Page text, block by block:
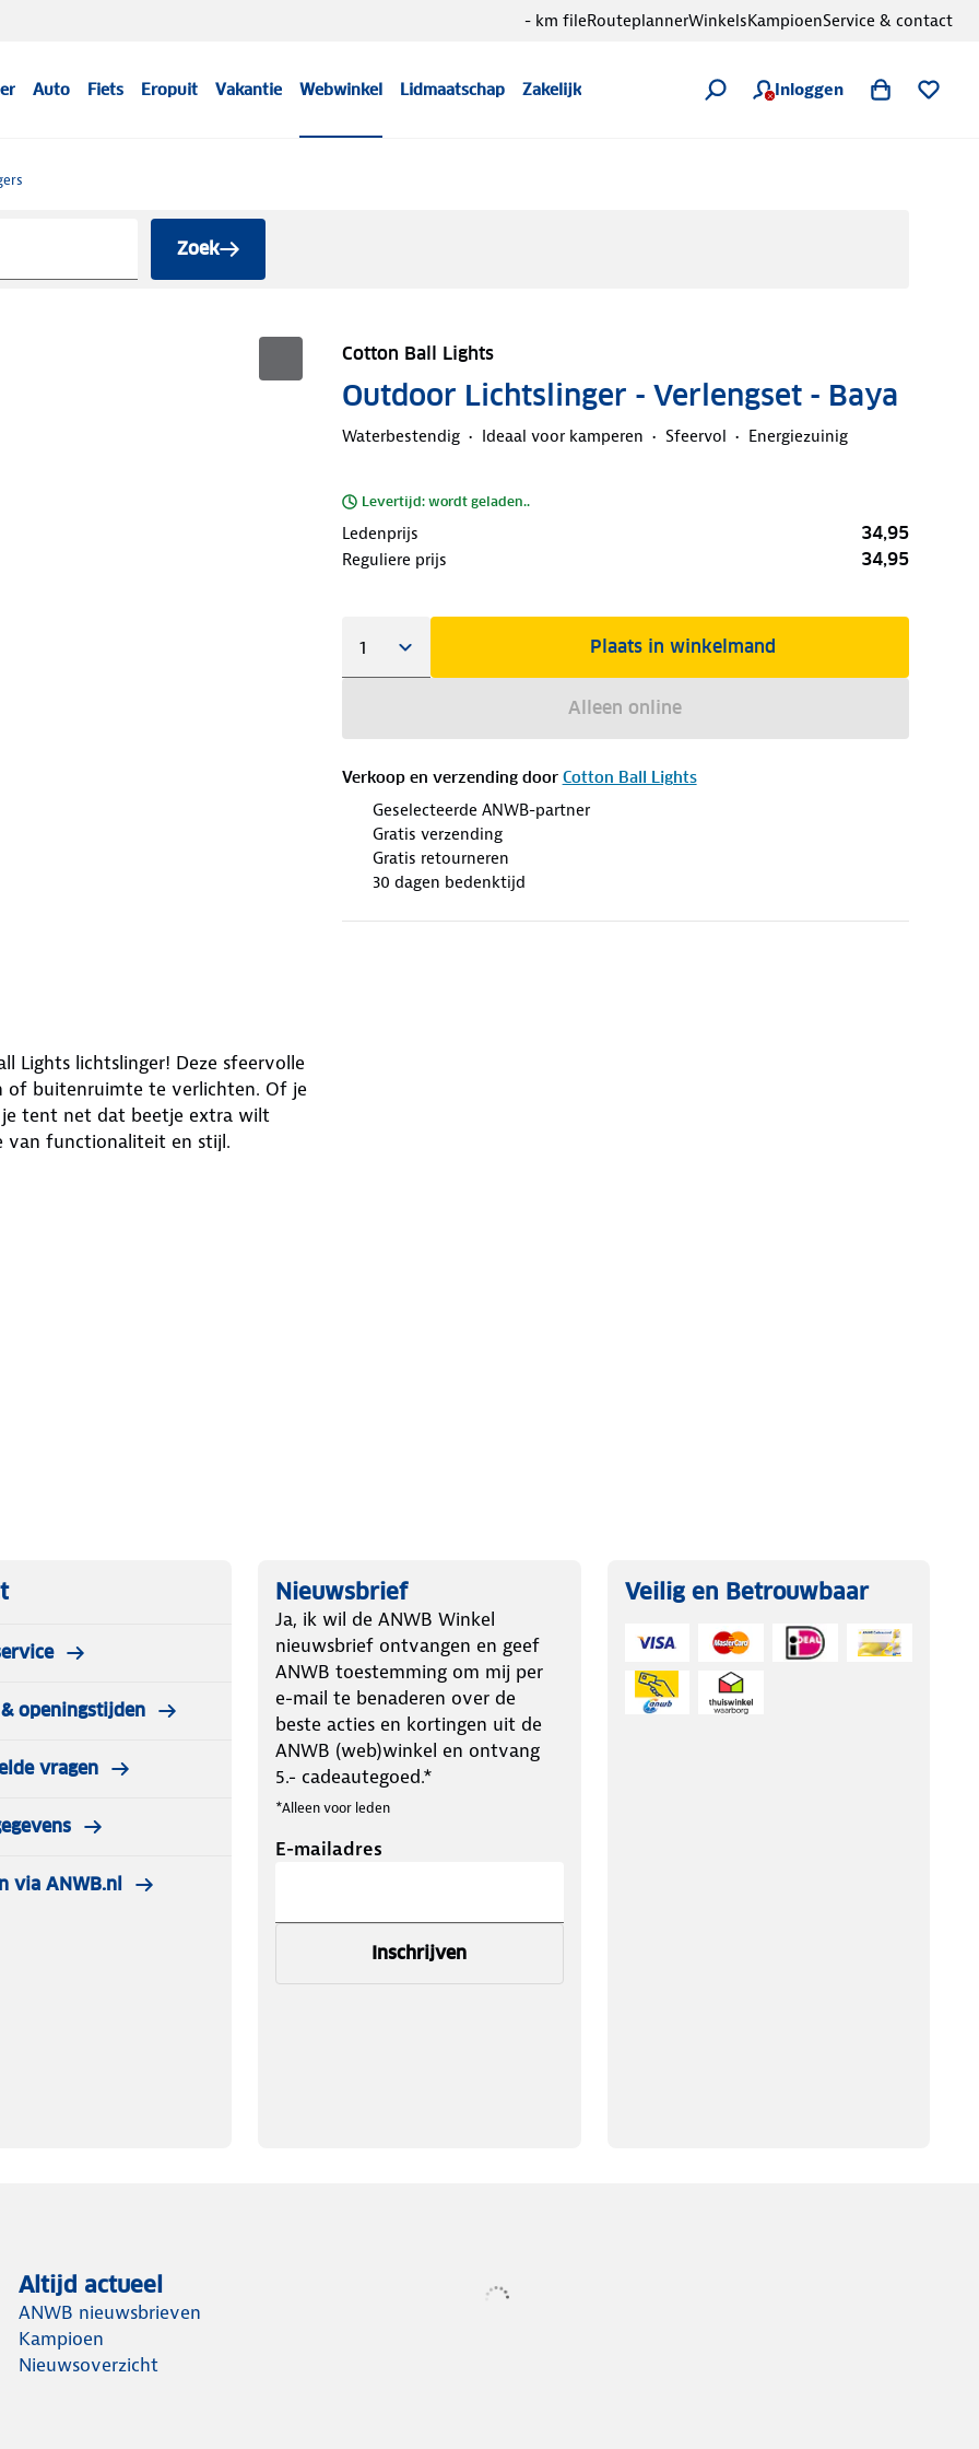
Auto Fiets Eropuit Vakantie Webwinkel Lidmaatschap Zakelijk Inloggen
- km fileRouteplannerWinkelsKampioenService & contact
Zoek
Cotton Ball Lights
Outdoor Lichtslinger - Verlengset - Baya
Waterbestendig Ideaal voor kamperen Sfeervol Energiezuinig
Levertijd: wordt geladen..
Ledenprijs 34,95
Reguliere prijs 34,95
Plaats in winkelmand
Alleen online
Verkoop en verzending door Cotton Ball Lights
Geselecteerde ANWB-partner
Gratis verzending
Gratis retourneren
30 dagen bedenktijd
Lights lichtslinger! Deze sfeervolle
of buitenruimte te verlichten. Of je
tent net dat beetje extra wilt
van functionaliteit en stijl.
voor op reis.
als buitengebruik.
om jouw kampeerplek een
adapter
eerst voor een Starter kit!
kan) + 2,4 meter aan lampjes.
lichtslinger met 20 lampjes.
Dit is dus een verlengstuk
openingstijden
vragen
via ANWB.nl
Nieuwsbrief
Ja, ik wil de ANWB Winkel
nieuwsbrief ontvangen en geef
ANWB toestemming om mij per
e-mail te benaderen over de
beste acties en kortingen uit de
ANWB (web)winkel en ontvang
5.- cadeautegoed.*
*Alleen voor leden
E-mailadres
Inschrijven
Veilig en Betrouwbaar
Altijd actueel
ANWB nieuwsbrieven
Kampioen
Nieuwsoverzicht